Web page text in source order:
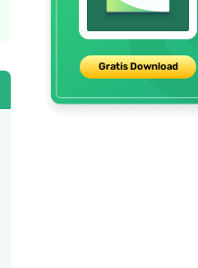
Gratis Download